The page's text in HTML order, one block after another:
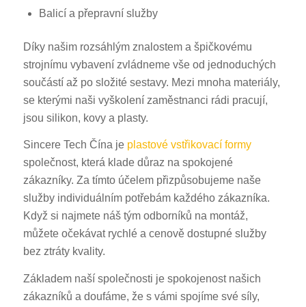
Balicí a přepravní služby
Díky našim rozsáhlým znalostem a špičkovému
strojnímu vybavení zvládneme vše od jednoduchých
součástí až po složité sestavy. Mezi mnoha materiály,
se kterými naši vyškolení zaměstnanci rádi pracují,
jsou silikon, kovy a plasty.
Sincere Tech Čína je plastové vstřikovací formy
společnost, která klade důraz na spokojené
zákazníky. Za tímto účelem přizpůsobujeme naše
služby individuálním potřebám každého zákazníka.
Když si najmete náš tým odborníků na montáž,
můžete očekávat rychlé a cenově dostupné služby
bez ztráty kvality.
Základem naší společnosti je spokojenost našich
zákazníků a doufáme, že s vámi spojíme své síly,